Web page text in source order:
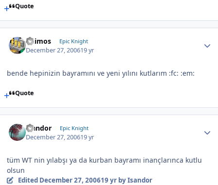
Quote
Deimos Epic Knight
December 27, 200619 yr
bende hepinizin bayramını ve yeni yılını kutlarım :fc: :em:
Quote
Isandor Epic Knight
December 27, 200619 yr
tüm WT nin yılabşı ya da kurban bayramı inançlarınca kutlu
olsun
Edited December 27, 200619 yrby Isandor